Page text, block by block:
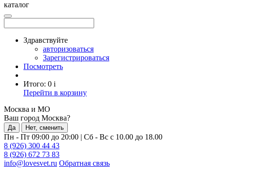
каталог
Здравствуйте
авторизоваться
Зарегистрироваться
Посмотреть
Итого: 0 i
Перейти в корзину
Москва и МО
Ваш город Москва?
Да Нет, сменить
Пн - Пт 09:00 до 20:00 | Сб - Вс с 10.00 до 18.00
8 (926) 300 44 43
8 (926) 672 73 83
info@lovesvet.ru Обратная связь